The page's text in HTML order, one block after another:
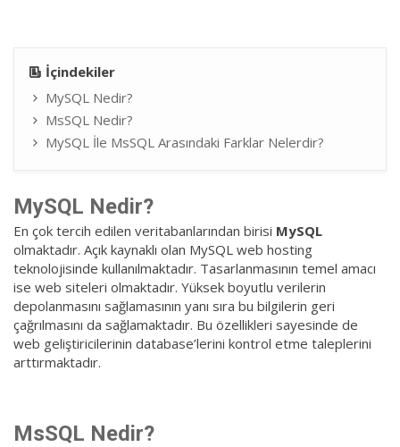
İçindekiler
MySQL Nedir?
MsSQL Nedir?
MySQL İle MsSQL Arasındaki Farklar Nelerdir?
MySQL Nedir?
En çok tercih edilen veritabanlarından birisi MySQL
olmaktadır. Açık kaynaklı olan MySQL web hosting
teknolojisinde kullanılmaktadır. Tasarlanmasının temel amacı
ise web siteleri olmaktadır. Yüksek boyutlu verilerin
depolanmasını sağlamasının yanı sıra bu bilgilerin geri
çağrılmasını da sağlamaktadır. Bu özellikleri sayesinde de
web geliştiricilerinin database’lerini kontrol etme taleplerini
arttırmaktadır.
MsSQL Nedir?